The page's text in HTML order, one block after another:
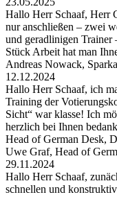
Hallo Herr Schaaf, Herr
nur anschließen – zwei
und geradlinigen Trainer
Stück Arbeit hat man
Andreas Nowack,
12.12.2024
Hallo Herr Schaaf, ich
Training der
Sicht“ war klasse! Ich
herzlich bei Ihnen
Head of German Desk,
Uwe Graf, Head of
29.11.2024
Hallo Herr Schaaf,
schnellen und